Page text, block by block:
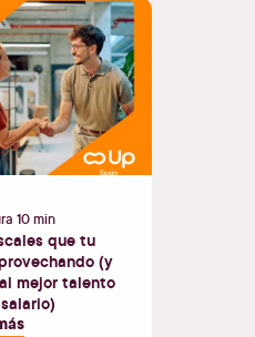
10 min
que tu
(y
mejor talento